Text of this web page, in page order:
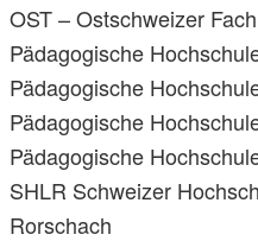
OST – Ostschweizer
Pädagogische
Pädagogische
Pädagogische
Pädagogische
SHLR Schweizer
Rorschach